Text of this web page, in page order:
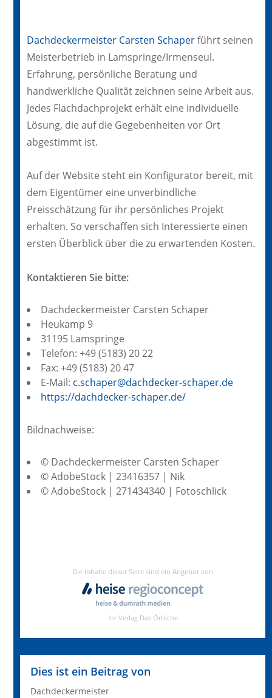
Dachdeckermeister Carsten Schaperführt seinen
Meisterbetrieb in Lamspringe/Irmenseul.
Erfahrung, persönliche Beratung und
handwerkliche Qualität zeichnen seine Arbeit aus.
Jedes Flachdachprojekt erhält eine individuelle
Lösung, die auf die Gegebenheiten vor Ort
abgestimmt ist.
Auf der Website steht ein Konfigurator bereit, mit
dem Eigentümer eine unverbindliche
Preisschätzung für ihr persönliches Projekt
erhalten. So verschaffen sich Interessierte einen
ersten Überblick über die zu erwartenden Kosten.
Kontaktieren Sie bitte:
Dachdeckermeister Carsten Schaper
Heukamp 9
31195 Lamspringe
Telefon: +49 (5183) 20 22
Fax: +49 (5183) 20 47
E-Mail: c.schaper@dachdecker-schaper.de
https://dachdecker-schaper.de/
Bildnachweise:
© Dachdeckermeister Carsten Schaper
© AdobeStock | 23416357 | Nik
© AdobeStock | 271434340 | Fotoschlick
Dies ist ein Beitrag von
Dachdeckermeister